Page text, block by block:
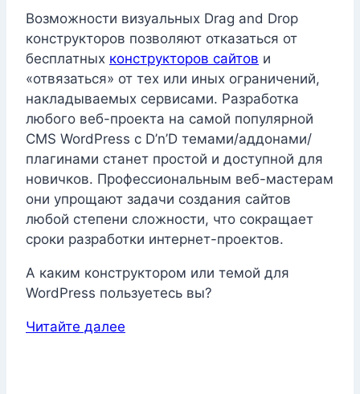
Возможности визуальных Drag and Drop
конструкторов позволяют отказаться от
бесплатных конструкторов сайтов и
«отвязаться» от тех или иных ограничений,
накладываемых сервисами. Разработка
любого веб-проекта на самой популярной
CMS WordPress с D’n’D темами/аддонами/
плагинами станет простой и доступной для
новичков. Профессиональным веб-мастерам
они упрощают задачи создания сайтов
любой степени сложности, что сокращает
сроки разработки интернет-проектов.
А каким конструктором или темой для
WordPress пользуетесь вы?
Читайте далее